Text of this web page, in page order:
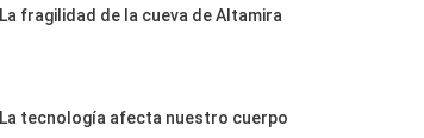
La fragilidad de la cueva de Altamira
La tecnología afecta nuestro cuerpo